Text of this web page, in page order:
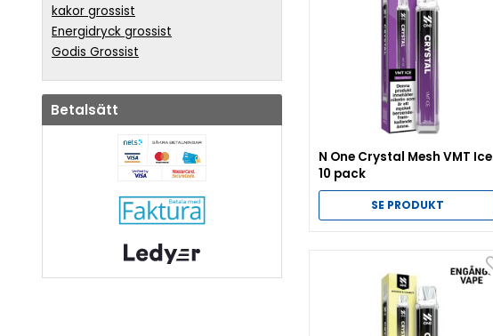
kakor grossist
Energidryck grossist
Godis Grossist
Betalsätt
N One Crystal Mesh VMT Ice
10 pack
SE PRODUKT